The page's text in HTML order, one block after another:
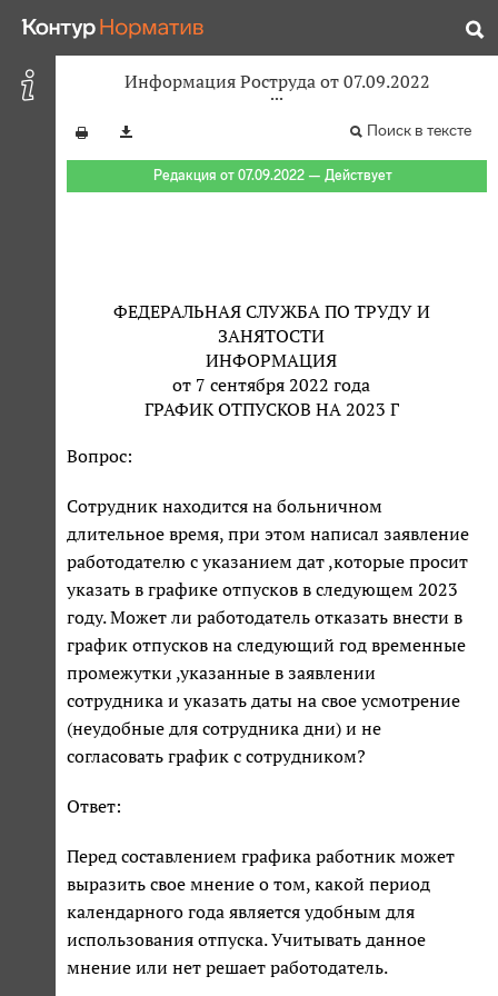
Информация Роструда от 07.09.2022
Поиск в тексте
Редакция от 07.09.2022 — Действует
ФЕДЕРАЛЬНАЯ СЛУЖБА ПО ТРУДУ И
ЗАНЯТОСТИ
ИНФОРМАЦИЯ
от 7 сентября 2022 года
ГРАФИК ОТПУСКОВ НА 2023 Г
Вопрос:
Сотрудник находится на больничном
длительное время, при этом написал заявление
работодателю с указанием дат ,которые просит
указать в графике отпусков в следующем 2023
году. Может ли работодатель отказать внести в
график отпусков на следующий год временные
промежутки ,указанные в заявлении
сотрудника и указать даты на свое усмотрение
(неудобные для сотрудника дни) и не
согласовать график с сотрудником?
Ответ:
Перед составлением графика работник может
выразить свое мнение о том, какой период
календарного года является удобным для
использования отпуска. Учитывать данное
мнение или нет решает работодатель.